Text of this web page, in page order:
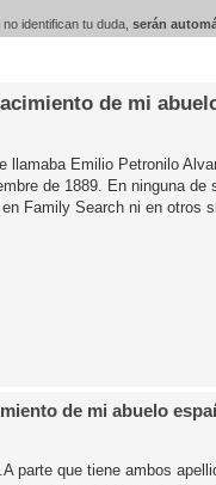
identifican tu duda, serán
de mi
Emilio Petronilo
de 1889. En ninguna
Family Search ni en
de mi abuelo
parte que tiene ambos